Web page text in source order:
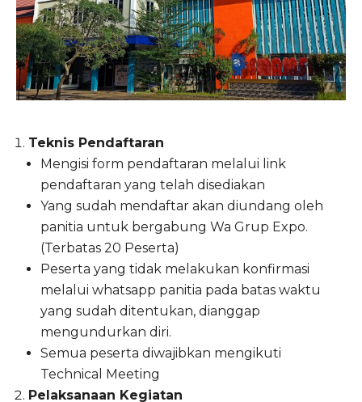
Teknis Pendaftaran
Mengisi form pendaftaran melalui link
pendaftaran yang telah disediakan
Yang sudah mendaftar akan diundang oleh
panitia untuk bergabung Wa Grup Expo.
(Terbatas 20 Peserta)
Peserta yang tidak melakukan konfirmasi
melalui whatsapp panitia pada batas waktu
yang sudah ditentukan, dianggap
mengundurkan diri.
Semua peserta diwajibkan mengikuti
Technical Meeting
Pelaksanaan Kegiatan